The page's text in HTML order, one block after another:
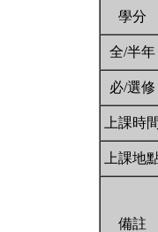
學分
全/半年
必/選修
上課時間
上課地
備註